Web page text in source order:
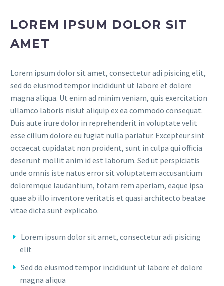
LOREM IPSUM DOLOR SIT
AMET
Lorem ipsum dolor sit amet, consectetur adi pisicing elit,
sed do eiusmod tempor incididunt ut labore et dolore
magna aliqua. Ut enim ad minim veniam, quis exercitation
ullamco laboris nisiut aliquip ex ea commodo consequat.
Duis aute irure dolor in reprehenderit in voluptate velit
esse cillum dolore eu fugiat nulla pariatur. Excepteur sint
occaecat cupidatat non proident, sunt in culpa qui officia
deserunt mollit anim id est laborum. Sed ut perspiciatis
unde omnis iste natus error sit voluptatem accusantium
doloremque laudantium, totam rem aperiam, eaque ipsa
quae ab illo inventore veritatis et quasi architecto beatae
vitae dicta sunt explicabo.
Lorem ipsum dolor sit amet, consectetur adi pisicing
elit
Sed do eiusmod tempor incididunt ut labore et dolore
magna aliqua